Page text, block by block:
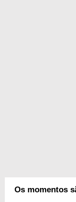
Os momentos